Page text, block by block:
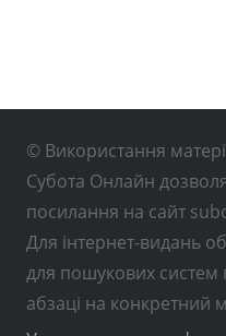
© Використання
Субота Онлайн
посилання на сайт
Для інтернет-видань
для пошукових
абзаці на конкретний